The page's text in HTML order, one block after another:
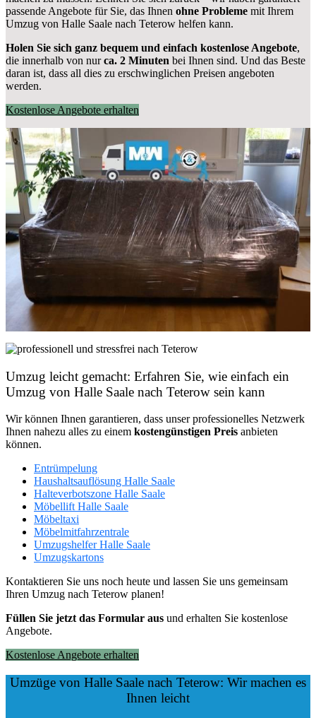
passende Angebote für Sie, das Ihnen ohne Probleme mit Ihrem
Umzug von Halle Saale nach Teterow helfen kann.
Holen Sie sich ganz bequem und einfach kostenlose Angebote,
die innerhalb von nurca. 2 Minuten bei Ihnen sind. Und das Beste
daran ist, dass all dies zu erschwinglichen Preisen angeboten
werden.
Kostenlose Angebote erhalten
Umzug leicht gemacht: Erfahren Sie, wie einfach ein
Umzug von Halle Saale nach Teterow sein kann
Wir können Ihnen garantieren, dass unser professionelles Netzwerk
Ihnen nahezu alles zu einem kostengünstigen Preis anbieten
können.
Entrümpelung
Haushaltsauflösung Halle Saale
Halteverbotszone Halle Saale
Möbellift Halle Saale
Möbeltaxi
Möbelmitfahrzentrale
Umzugshelfer Halle Saale
Umzugskartons
Kontaktieren Sie uns noch heute und lassen Sie uns gemeinsam
Ihren Umzug nach Teterow planen!
Füllen Sie jetzt das Formular aus und erhalten Sie kostenlose
Angebote.
Kostenlose Angebote erhalten
Umzüge von Halle Saale nach Teterow: Wir machen es
Ihnen leicht